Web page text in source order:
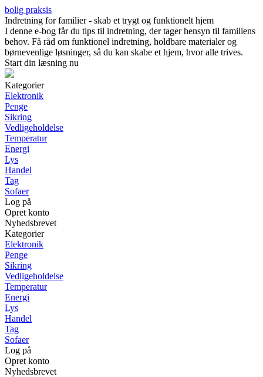
bolig praksis
Indretning for familier - skab et trygt og funktionelt hjem
I denne e-bog får du tips til indretning, der tager hensyn til familiens
behov. Få råd om funktionel indretning, holdbare materialer og
børnevenlige løsninger, så du kan skabe et hjem, hvor alle trives.
Start din læsning nu
Kategorier
Elektronik
Penge
Sikring
Vedligeholdelse
Temperatur
Energi
Lys
Handel
Tag
Sofaer
Log på
Opret konto
Nyhedsbrevet
Kategorier
Elektronik
Penge
Sikring
Vedligeholdelse
Temperatur
Energi
Lys
Handel
Tag
Sofaer
Log på
Opret konto
Nyhedsbrevet